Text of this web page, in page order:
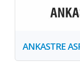
ANKASTRE